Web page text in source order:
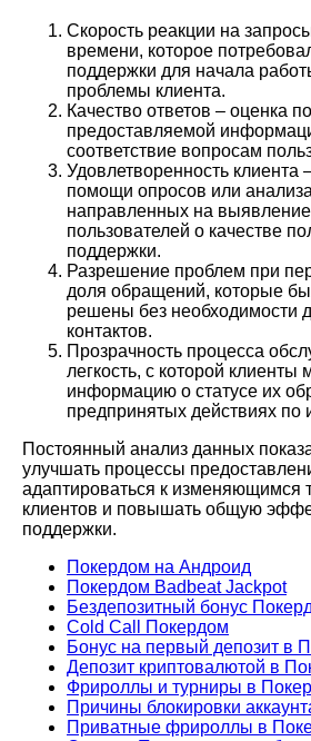
Скорость реакции на
времени, которое
поддержки для начала
проблемы клиента.
Качество ответов – оценка
предоставляемой
соответствие вопросам
Удовлетворенность клиента
помощи опросов или
направленных на
пользователей о качестве
поддержки.
Разрешение проблем при
доля обращений, которые
решены без необходимости
контактов.
Прозрачность процесса
легкость, с которой клиенты
информацию о статусе их
предпринятых действиях по
Постоянный анализ данных
улучшать процессы
адаптироваться к изменяющимся
клиентов и повышать общую
поддержки.
Покердом на Андроид
Покердом Badbeat Jackpot
Бездепозитный бонус
Cold Call Покердом
Бонус на первый депозит в
Депозит криптовалютой в
Фрироллы и турниры в
Причины блокировки
Приватные фрироллы в